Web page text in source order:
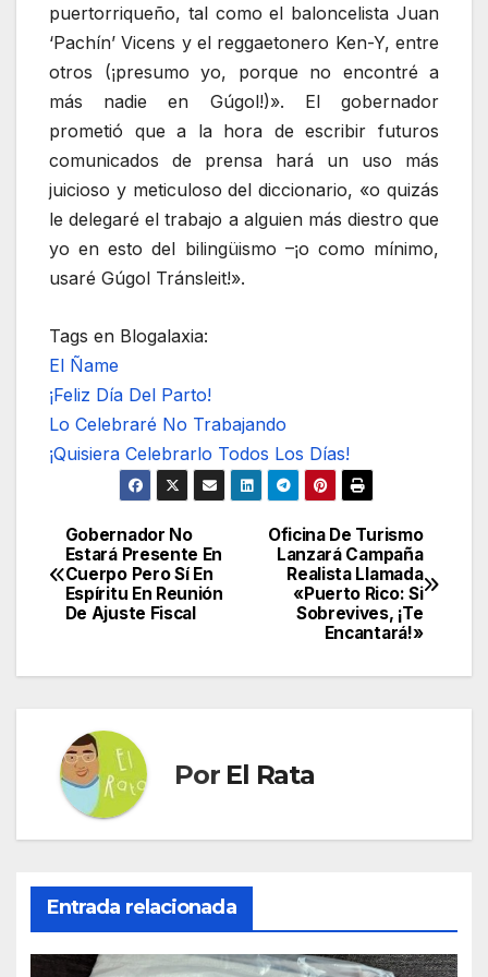
puertorriqueño, tal como el baloncelista Juan
‘Pachín’ Vicens y el reggaetonero Ken-Y, entre
otros (¡presumo yo, porque no encontré a
más nadie en Gúgol!)». El gobernador
prometió que a la hora de escribir futuros
comunicados de prensa hará un uso más
juicioso y meticuloso del diccionario, «o quizás
le delegaré el trabajo a alguien más diestro que
yo en esto del bilingüismo –¡o como mínimo,
usaré Gúgol Tránsleit!».
Tags en Blogalaxia:
El Ñame
¡Feliz Día Del Parto!
Lo Celebraré No Trabajando
¡Quisiera Celebrarlo Todos Los Días!
Navegación
de
entradas
Oficina De Turismo
Lanzará Campaña
Realista Llamada
«Puerto Rico: Si
Sobrevives, ¡Te
Encantará!»
Gobernador No
Estará Presente En
Cuerpo Pero Sí En
Espíritu En Reunión
De Ajuste Fiscal
Por El Rata
Entrada relacionada